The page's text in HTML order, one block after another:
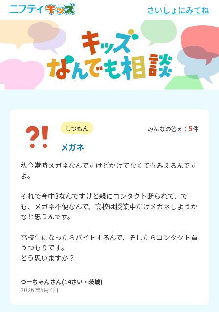
さいしょにみてね
しつもん みんなの答え： 5件
メガネ
私今常時メガネなんですけどかけてなくてもみえるんです
よ。
それで今中3なんですけど親にコンタクト断られて、で
も、メガネ不便なんで、高校は授業中だけメガネしようか
なと思うんです。
高校生になったらバイトするんで、そしたらコンタクト買
うつもりです。
どう思いますか？
つーちゃんさん(14さい・ 茨城)
2026年5月4日